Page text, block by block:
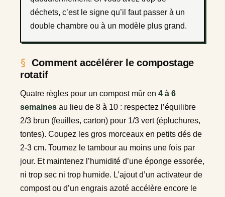
déchets, c’est le signe qu’il faut passer à un
double chambre ou à un modèle plus grand.
Comment accélérer le compostage
rotatif
Quatre règles pour un compost mûr en 4 à 6
semaines au lieu de 8 à 10 : respectez l’équilibre
2/3 brun (feuilles, carton) pour 1/3 vert (épluchures,
tontes). Coupez les gros morceaux en petits dés de
2-3 cm. Tournez le tambour au moins une fois par
jour. Et maintenez l’humidité d’une éponge essorée,
ni trop sec ni trop humide. L’ajout d’un activateur de
compost ou d’un engrais azoté accélère encore le